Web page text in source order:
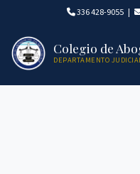
336 428-9055 |
Colegio de
DEPARTAMENTO